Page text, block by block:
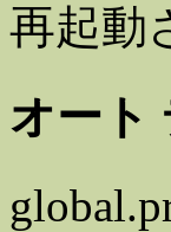
再起動
オート